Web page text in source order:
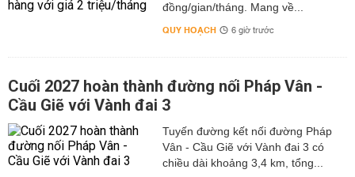
đồng/gian/tháng. Mang về...
QUY HOẠCH 6 giờ trước
Cuối 2027 hoàn thành đường nối Pháp Vân -
Cầu Giẽ với Vành đai 3
Tuyến đường kết nối đường Pháp
Vân - Cầu Giẽ với Vành đai 3 có
chiều dài khoảng 3,4 km, tổng...